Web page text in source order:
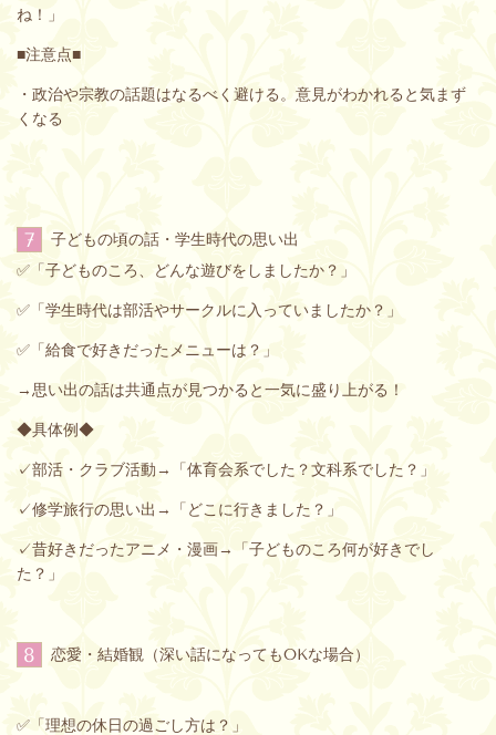
ね！」
■注意点■
・政治や宗教の話題はなるべく避ける。意見がわかれると気まず
くなる
7 子どもの頃の話・学生時代の思い出
✅「子どものころ、どんな遊びをしましたか？」
✅「学生時代は部活やサークルに入っていましたか？」
✅「給食で好きだったメニューは？」
→思い出の話は共通点が見つかると一気に盛り上がる！
◆具体例◆
✓部活・クラブ活動→「体育会系でした？文科系でした？」
✓修学旅行の思い出→「どこに行きました？」
✓昔好きだったアニメ・漫画→「子どものころ何が好きでし
た？」
8 恋愛・結婚観（深い話になってもOKな場合）
✅「理想の休日の過ごし方は？」